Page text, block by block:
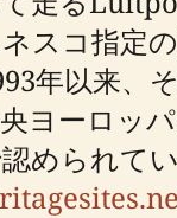
スコ指定
年以来、
ヨーロッ
められて